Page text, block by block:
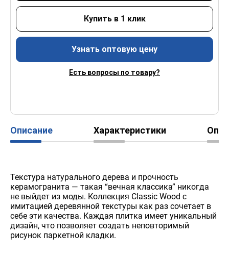
Купить в 1 клик
Узнать оптовую цену
Есть вопросы по товару?
Описание Характеристики
Текстура натурального дерева и прочность
керамогранита — такая “вечная классика” никогда
не выйдет из моды. Коллекция Classic Wood с
имитацией деревянной текстуры как раз сочетает в
себе эти качества. Каждая плитка имеет уникальный
дизайн, что позволяет создать неповторимый
рисунок паркетной кладки.